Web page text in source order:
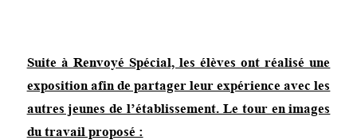
Suite à Renvoyé Spécial, les élèves ont réalisé une
exposition afin de partager leur expérience avec les
autres jeunes de l’établissement. Le tour en images
du travail proposé :